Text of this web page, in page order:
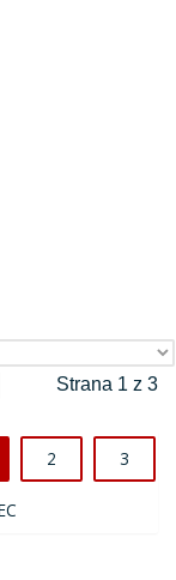
Strana 1 z 3
2 3